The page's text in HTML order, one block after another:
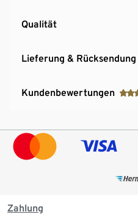
Qualität
Lieferung & Rücksendung
Kundenbewertungen
Zahlung